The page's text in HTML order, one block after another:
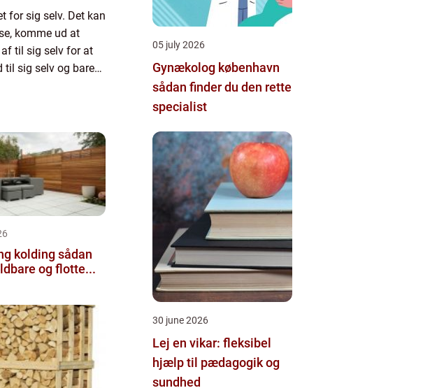
for sig selv. Det kan
komme ud at
til sig selv for at
til sig selv og bare
sådan
og flotte...
05 july 2026
Gynækolog københavn
sådan finder du den rette
specialist
30 june 2026
Lej en vikar: fleksibel
hjælp til pædagogik og
sundhed